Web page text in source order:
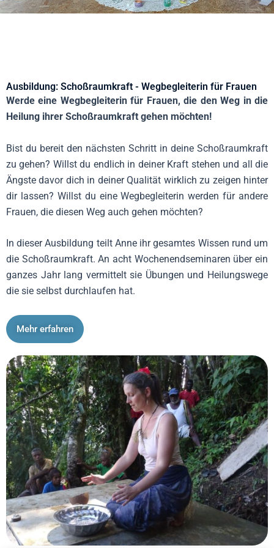
Ausbildung: Schoßraumkraft - Wegbegleiterin für Frauen
Werde eine Wegbegleiterin für Frauen, die den Weg in die
Heilung ihrer Schoßraumkraft gehen möchten!
Bist du bereit den nächsten Schritt in deine Schoßraumkraft
zu gehen? Willst du endlich in deiner Kraft stehen und all die
Ängste davor dich in deiner Qualität wirklich zu zeigen hinter
dir lassen? Willst du eine Wegbegleiterin werden für andere
Frauen, die diesen Weg auch gehen möchten?
In dieser Ausbildung teilt Anne ihr gesamtes Wissen rund um
die Schoßraumkraft. An acht Wochenendseminaren über ein
ganzes Jahr lang vermittelt sie Übungen und Heilungswege
die sie selbst durchlaufen hat.
Mehr erfahren